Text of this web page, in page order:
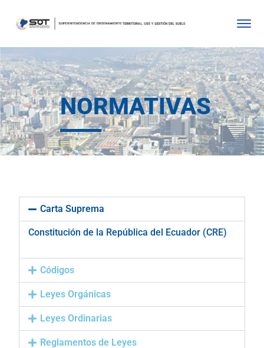
NORMATIVAS
Carta Suprema
Constitución de la República del Ecuador (CRE)
Códigos
Leyes Orgánicas
Leyes Ordinarias
Reglamentos de Leyes